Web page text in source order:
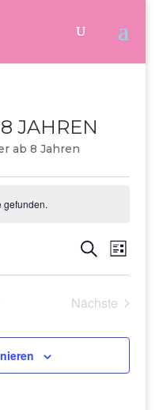
JAHREN
ab 8 Jahren
gefunden.
Ansichten,
Suche
Liste
Nächste